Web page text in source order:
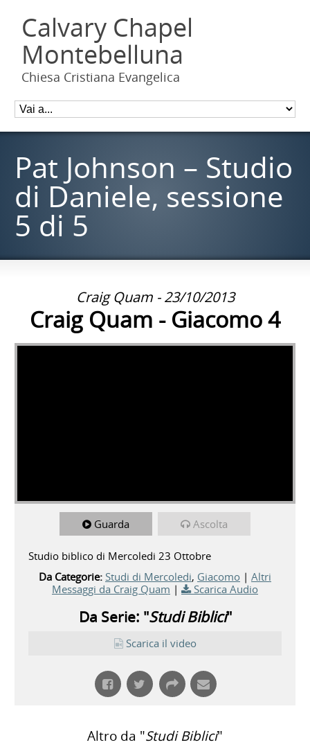
Calvary Chapel
Montebelluna
Chiesa Cristiana Evangelica
Pat Johnson – Studio
di Daniele, sessione
5 di 5
Craig Quam - 23/10/2013
Craig Quam - Giacomo 4
Guarda Ascolta
Studio biblico di Mercoledi 23 Ottobre
Da Categorie: Studi di Mercoledi, Giacomo | Altri
Messaggi da Craig Quam | Scarica Audio
Da Serie: "Studi Biblici"
Scarica il video
Altro da "Studi Biblici"